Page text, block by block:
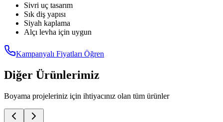
Sivri uç tasarım
Sık diş yapısı
Siyah kaplama
Alçı levha için uygun
Kampanyalı Fiyatları Öğren
Diğer Ürünlerimiz
Boyama projeleriniz için ihtiyacınız olan tüm ürünler